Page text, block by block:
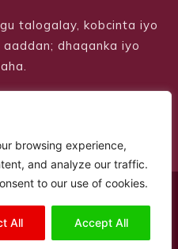
browsing experience,
and analyze our traffic.
to our use of cookies.
All Accept All
talogalay, kobcinta iyo
dhaqanka iyo
Rights Reserved
Site Designed byILEYS INC.